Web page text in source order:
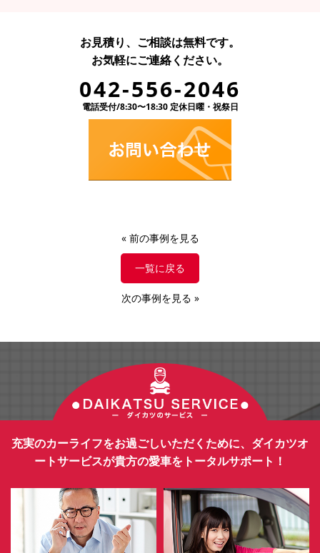
お見積り、ご相談は無料です。
お気軽にご連絡ください。
042-556-2046
電話受付/8:30〜18:30 定休日曜・祝祭日
« 前の事例を見る
一覧に戻る
次の事例を見る »
充実のカーライフをお過ごしいただくために、ダイカツオ
ートサービスが貴方の愛車をトータルサポート！